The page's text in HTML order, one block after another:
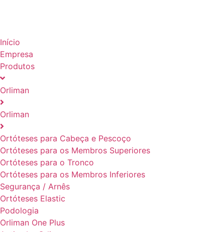
Início
Empresa
Produtos
Orliman
Orliman
Ortóteses para Cabeça e Pescoço
Ortóteses para os Membros Superiores
Ortóteses para o Tronco
Ortóteses para os Membros Inferiores
Segurança / Arnês
Ortóteses Elastic
Podologia
Orliman One Plus